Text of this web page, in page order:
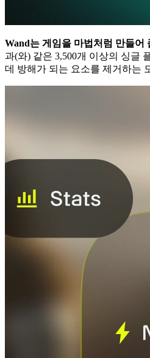
Wand는 게임을 마법처럼 만들어
과(와) 같은 3,500개 이상의 싱글
데 방해가 되는 요소를 제거하는